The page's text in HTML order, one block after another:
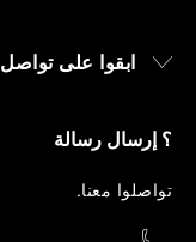
ابقوا على تواصل
؟ إرسال رسالة
تواصلوا معنا.